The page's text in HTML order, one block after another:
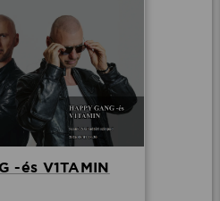
-és V1TAMIN